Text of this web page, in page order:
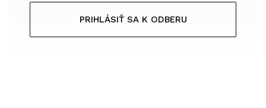
PRIHLÁSIŤ SA K ODBERU